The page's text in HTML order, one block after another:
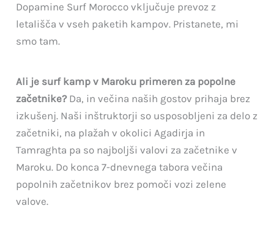
Dopamine Surf Morocco vključuje prevoz z
letališča v vseh paketih kampov. Pristanete, mi
smo tam.
Ali je surf kamp v Maroku primeren za popolne
začetnike?Da, in večina naših gostov prihaja brez
izkušenj. Naši inštruktorji so usposobljeni za delo z
začetniki, na plažah v okolici Agadirja in
Tamraghta pa so najboljši valovi za začetnike v
Maroku. Do konca 7-dnevnega tabora večina
popolnih začetnikov brez pomoči vozi zelene
valove.